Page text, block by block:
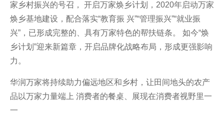
家乡村振兴的号召， 开启万家焕乡计划，2020年启动万家
焕乡基地建设，配合落实“教育振 兴”“管理振兴”“就业振
兴”，已形成完整的、具有万家特色的帮扶链条。 如今“焕
乡计划”迎来新篇章，开启品牌化战略布局，形成更强影响
力。
华润万家将持续助力偏远地区和乡村，让田间地头的农产
品以万家力量端上 消费者的餐桌、展现在消费者视野里一
一